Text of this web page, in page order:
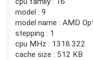
model : 9
model name : AMD
stepping : 1
cpu MHz : 1318.322
cache size : 512 KB